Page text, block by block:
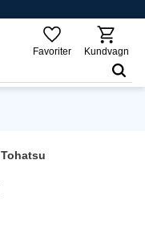
Favoriter Kundvagn
Tohatsu